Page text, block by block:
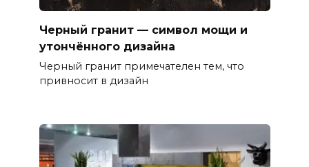
Черный гранит — символ мощи и
утончённого дизайна
Черный гранит примечателен тем, что
привносит в дизайн